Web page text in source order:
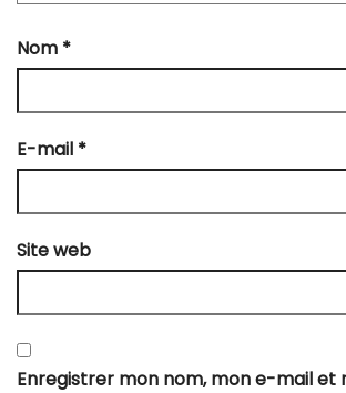
Nom *
E-mail *
Site web
Enregistrer mon nom, mon e-mail et